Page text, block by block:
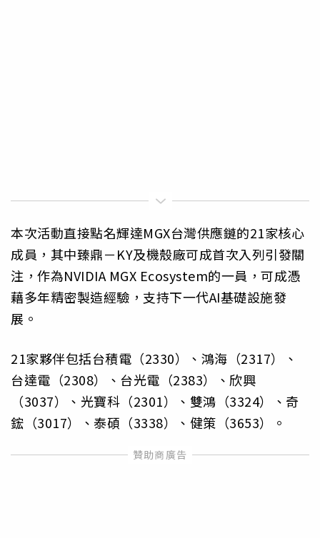
本次活動直接點名輝達MGX台灣供應鏈的21家核心
成員，其中臻鼎－KY及機殼廠可成首次入列引發關
注，作為NVIDIA MGX Ecosystem的一員，可成憑
藉多年精密製造經驗，支持下一代AI基礎設施發
展。
21家夥伴包括台積電（2330）、鴻海（2317）、
台達電（2308）、台光電（2383）、欣興
（3037）、光寶科（2301）、雙鴻（3324）、奇
鋐（3017）、泰碩（3338）、健策（3653）。